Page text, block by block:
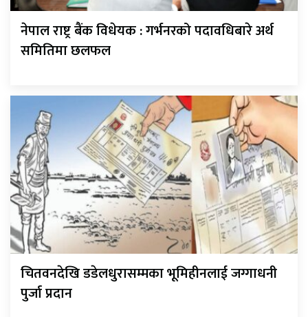
नेपाल राष्ट्र बैंक विधेयक : गर्भनरको पदावधिबारे अर्थ
समितिमा छलफल
चितवनदेखि डडेलधुरासम्मका भूमिहीनलाई जग्गाधनी
पुर्जा प्रदान